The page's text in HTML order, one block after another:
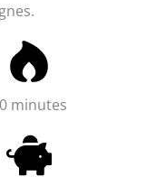
minutes